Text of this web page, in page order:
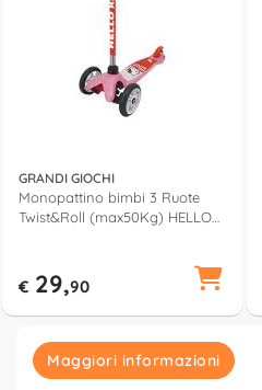
GRANDI GIOCHI
Monopattino bimbi 3 Ruote
Twist&Roll (max50Kg) HELLO
€ 29,90
Maggiori informazioni